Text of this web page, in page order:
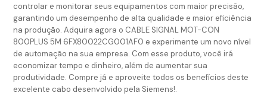
controlar e monitorar seus equipamentos com maior precisão,
garantindo um desempenho de alta qualidade e maior eficiência
na produção. Adquira agora o CABLE SIGNAL MOT-CON
800PLUS 5M 6FX80022CG001AF0 e experimente um novo nível
de automação na sua empresa. Com esse produto, você irá
economizar tempo e dinheiro, além de aumentar sua
produtividade. Compre já e aproveite todos os benefícios deste
excelente cabo desenvolvido pela Siemens!.